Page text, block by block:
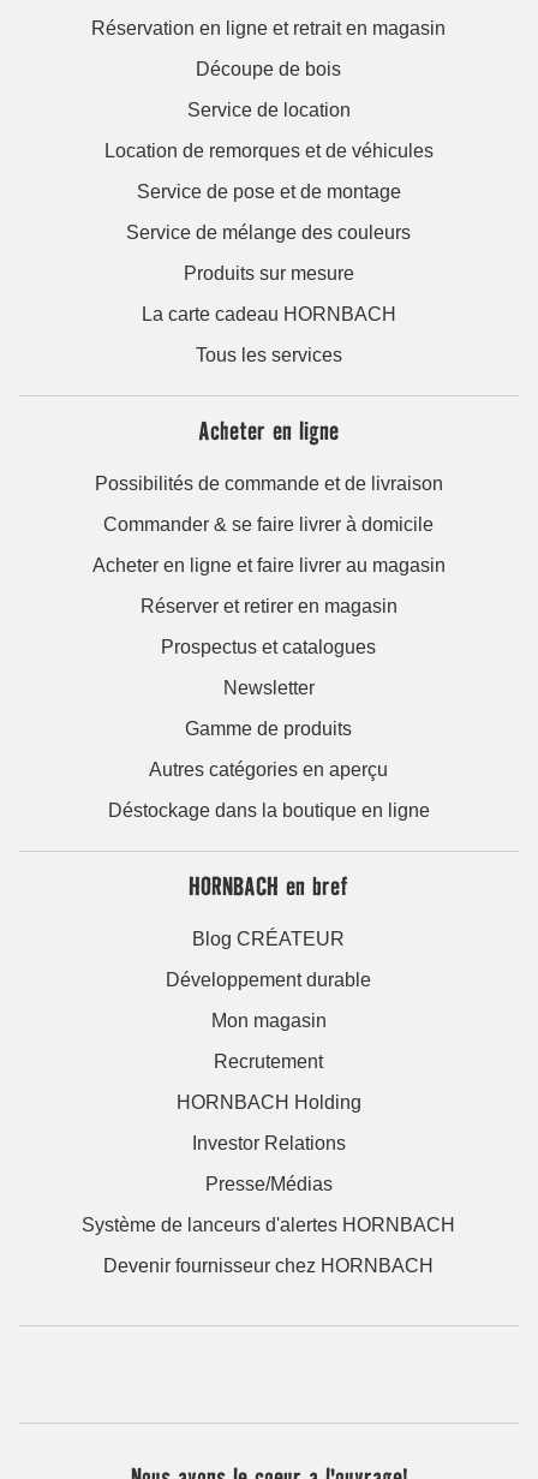
Réservation en ligne et retrait en magasin
Découpe de bois
Service de location
Location de remorques et de véhicules
Service de pose et de montage
Service de mélange des couleurs
Produits sur mesure
La carte cadeau HORNBACH
Tous les services
Acheter en ligne
Possibilités de commande et de livraison
Commander & se faire livrer à domicile
Acheter en ligne et faire livrer au magasin
Réserver et retirer en magasin
Prospectus et catalogues
Newsletter
Gamme de produits
Autres catégories en aperçu
Déstockage dans la boutique en ligne
HORNBACH en bref
Blog CRÉATEUR
Développement durable
Mon magasin
Recrutement
HORNBACH Holding
Investor Relations
Presse/Médias
Système de lanceurs d'alertes HORNBACH
Devenir fournisseur chez HORNBACH